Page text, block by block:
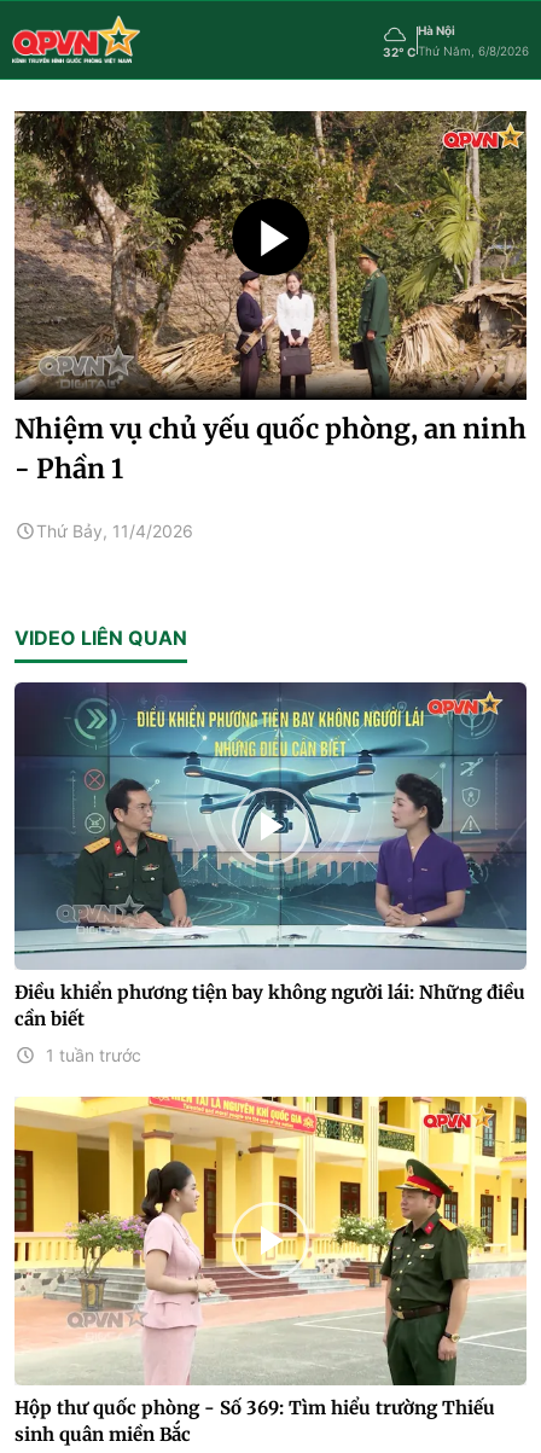
32° C
Hà Nội
Thứ Năm, 6/8/2026
Nhiệm vụ chủ yếu quốc phòng, an ninh
- Phần 1
Thứ Bảy, 11/4/2026
VIDEO LIÊN QUAN
Điều khiển phương tiện bay không người lái: Những điều
cần biết
1 tuần trước
Hộp thư quốc phòng - Số 369: Tìm hiểu trường Thiếu
sinh quân miền Bắc